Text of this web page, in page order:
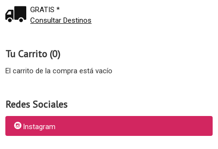
GRATIS *
Consultar Destinos
Tu Carrito (0)
El carrito de la compra está vacío
Redes Sociales
Instagram